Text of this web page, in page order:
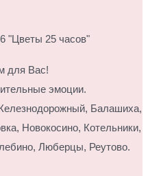
"Цветы 25 часов"
для Вас!
эмоции.
Балашиха,
Новокосино, Котельники,
Люберцы, Реутово.